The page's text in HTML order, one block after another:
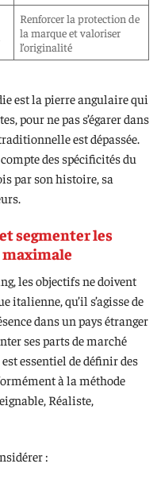
Renforcer la protection de
la marque et valoriser
l’originalité
est la pierre angulaire qui
pour ne pas s’égarer dans
est dépassée.
des spécificités du
par son histoire, sa
segmenter les
les objectifs ne doivent
italienne, qu’il s’agisse de
dans un pays étranger
ses parts de marché
essentiel de définir des
à la méthode
Réaliste,
: